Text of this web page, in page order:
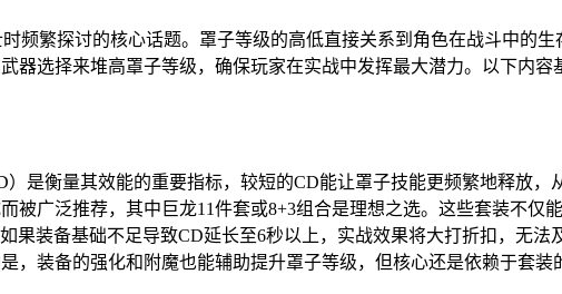
频繁探讨的核心话题。罩子等级的高低直接关系到角色在战斗中的
器选择来堆高罩子等级，确保玩家在实战中发挥最大潜力。以下内
是衡量其效能的重要指标，较短的CD能让罩子技能更频繁地释放，
被广泛推荐，其中巨龙11件套或8+3组合是理想之选。这些套装不仅
果装备基础不足导致CD延长至6秒以上，实战效果将大打折扣，无
装备的强化和附魔也能辅助提升罩子等级，但核心还是依赖于套装